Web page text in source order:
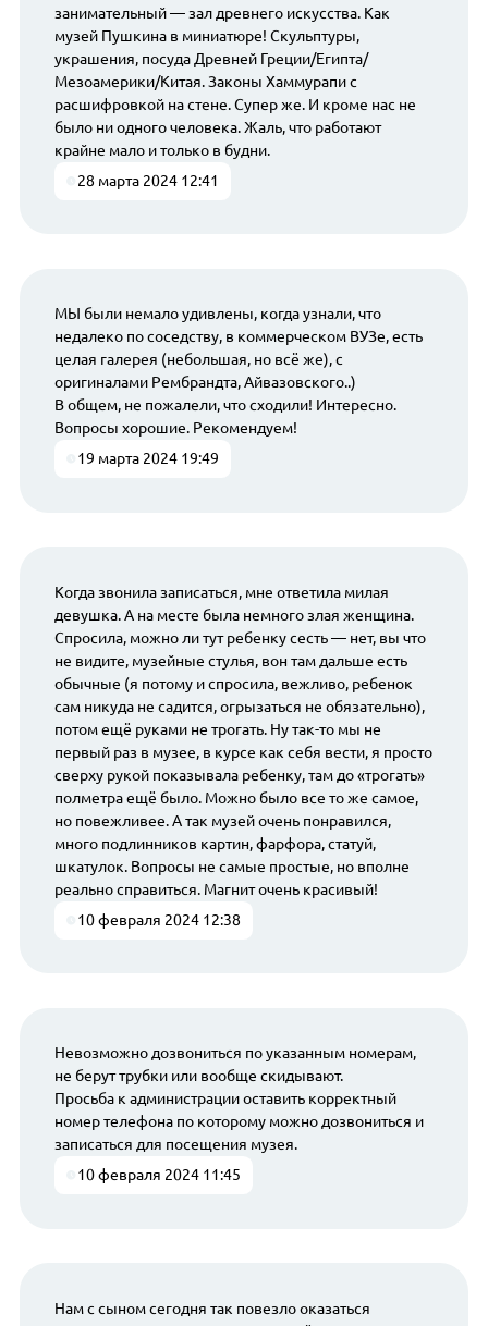
занимательный — зал древнего искусства. Как
музей Пушкина в миниатюре! Скульптуры,
украшения, посуда Древней Греции/Египта/
Мезоамерики/Китая. Законы Хаммурапи с
расшифровкой на стене. Супер же. И кроме нас не
было ни одного человека. Жаль, что работают
крайне мало и только в будни.
28 марта 2024 12:41
МЫ были немало удивлены, когда узнали, что
недалеко по соседству, в коммерческом ВУЗе, есть
целая галерея (небольшая, но всё же), с
оригиналами Рембрандта, Айвазовского..)
В общем, не пожалели, что сходили! Интересно.
Вопросы хорошие. Рекомендуем!
19 марта 2024 19:49
Когда звонила записаться, мне ответила милая
девушка. А на месте была немного злая женщина.
Спросила, можно ли тут ребенку сесть — нет, вы что
не видите, музейные стулья, вон там дальше есть
обычные (я потому и спросила, вежливо, ребенок
сам никуда не садится, огрызаться не обязательно),
потом ещё руками не трогать. Ну так-то мы не
первый раз в музее, в курсе как себя вести, я просто
сверху рукой показывала ребенку, там до «трогать»
полметра ещё было. Можно было все то же самое,
но повежливее. А так музей очень понравился,
много подлинников картин, фарфора, статуй,
шкатулок. Вопросы не самые простые, но вполне
реально справиться. Магнит очень красивый!
10 февраля 2024 12:38
Невозможно дозвониться по указанным номерам,
не берут трубки или вообще скидывают.
Просьба к администрации оставить корректный
номер телефона по которому можно дозвониться и
записаться для посещения музея.
10 февраля 2024 11:45
Нам с сыном сегодня так повезло оказаться